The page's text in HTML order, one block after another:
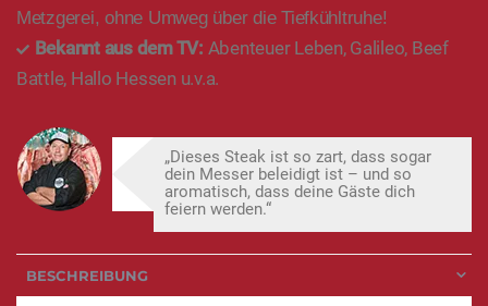
Metzgerei, ohne Umweg über die Tiefkühltruhe!
Bekannt aus dem TV: Abenteuer Leben, Galileo, Beef
Battle, Hallo Hessen u.v.a.
„Dieses Steak ist so zart, dass sogar
dein Messer beleidigt ist – und so
aromatisch, dass deine Gäste dich
feiern werden.“
BESCHREIBUNG